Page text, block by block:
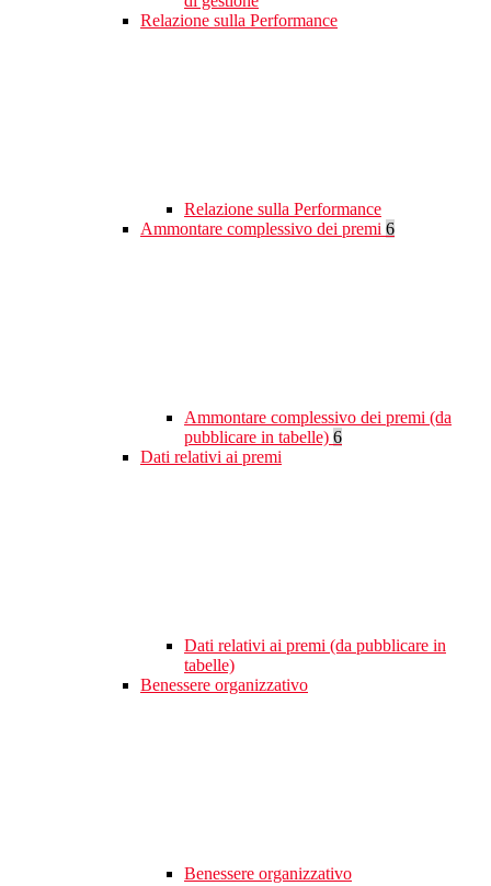
Relazione sulla Performance
Relazione sulla Performance
Ammontare complessivo dei premi 6
Ammontare complessivo dei premi (da
pubblicare in tabelle) 6
Dati relativi ai premi
Dati relativi ai premi (da pubblicare in
tabelle)
Benessere organizzativo
Benessere organizzativo